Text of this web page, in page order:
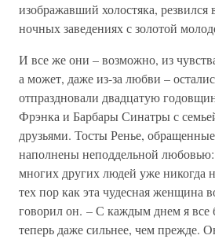
изображавший холостяка, резвился
ночных заведениях с золотой
И все же они – возможно, из
а может, даже из-за любви –
отпраздновали двадцатую
Фрэнка и Барбары Синатры с
друзьями. Тосты Ренье,
наполнены неподдельной
многих других людей уже никогда
тех пор как эта чудесная женщина
говорил он. – С каждым днем я
теперь даже сильнее, чем прежде.